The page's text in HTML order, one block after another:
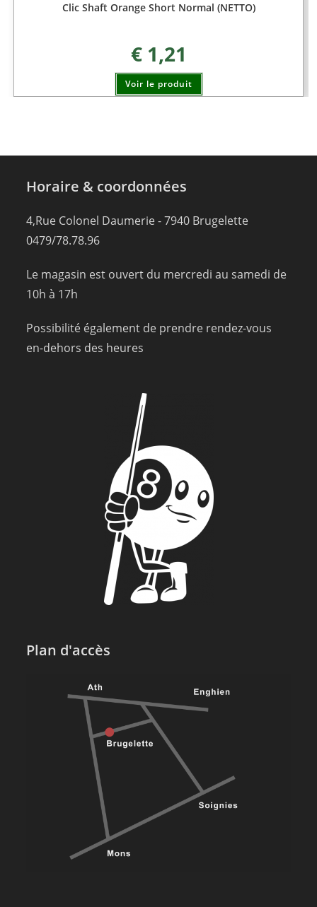
Clic Shaft Orange Short Normal (NETTO)
€1,21
Voir le produit
Horaire & coordonnées
4,Rue Colonel Daumerie - 7940 Brugelette
0479/78.78.96
Le magasin est ouvert du mercredi au samedi de
10h à 17h
Possibilité également de prendre rendez-vous
en-dehors des heures
Plan d'accès